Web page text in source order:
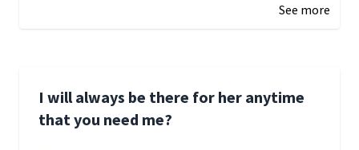
See more
I will always be there for her anytime
that you need me?